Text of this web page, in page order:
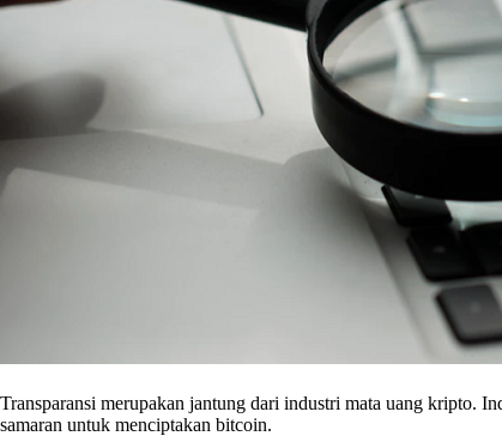
Transparansi merupakan jantung dari industri mata uang kripto.
samaran untuk menciptakan bitcoin.